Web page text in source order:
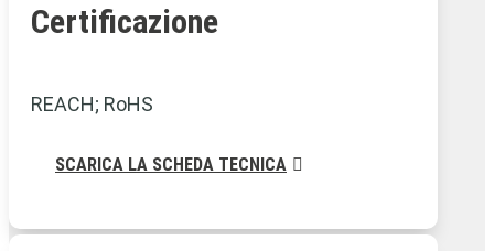
Certificazione
REACH; RoHS
SCARICA LA SCHEDA TECNICA